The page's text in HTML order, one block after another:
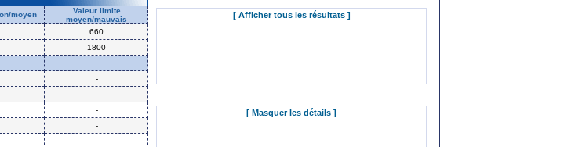
moyen
Valeur limite
moyen/mauvais
660
1800
-
-
-
-
-
[ Afficher tous les résultats ]
[ Masquer les détails ]